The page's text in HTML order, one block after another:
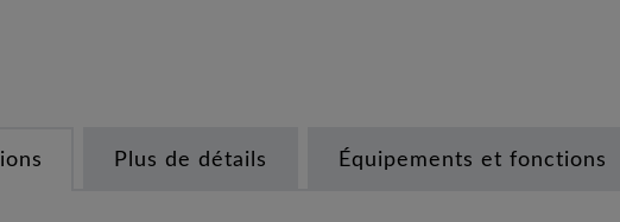
Plus de détails Équipements et fonctions